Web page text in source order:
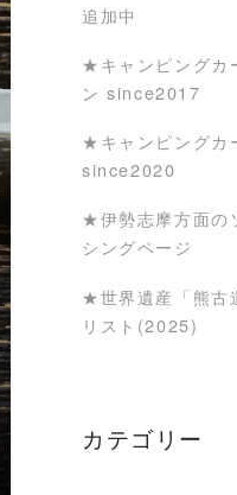
追加中
★キャンピングカ
ン since2017
★キャンピングカ
since2020
★伊勢志摩方面の
シングページ
★世界遺産「熊古
リスト(2025)
カテゴリー